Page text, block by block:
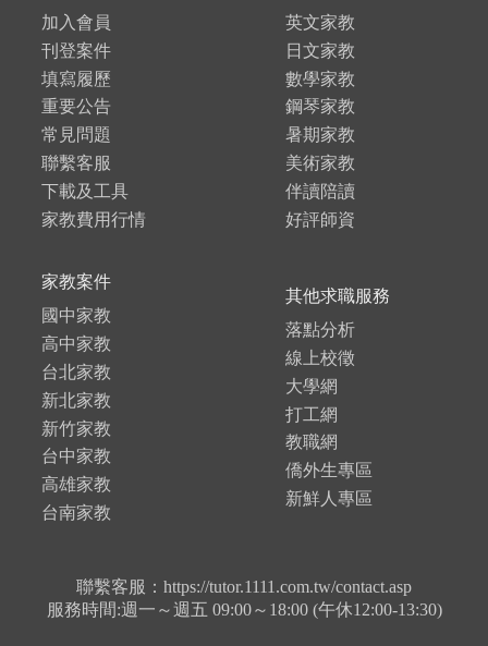
加入會員
刊登案件
填寫履歷
重要公告
常見問題
聯繫客服
下載及工具
家教費用行情
英文家教
日文家教
數學家教
鋼琴家教
暑期家教
美術家教
伴讀陪讀
好評師資
家教案件
國中家教
高中家教
台北家教
新北家教
新竹家教
台中家教
高雄家教
台南家教
其他求職服務
落點分析
線上校徵
大學網
打工網
教職網
僑外生專區
新鮮人專區
聯繫客服：https://tutor.1111.com.tw/contact.asp
服務時間:週一～週五 09:00～18:00 (午休12:00-13:30)